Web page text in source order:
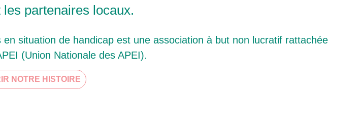
partenaires locaux.
situation de handicap est une association à but non lucratif rattachée
(Union Nationale des APEI).
NOTRE HISTOIRE